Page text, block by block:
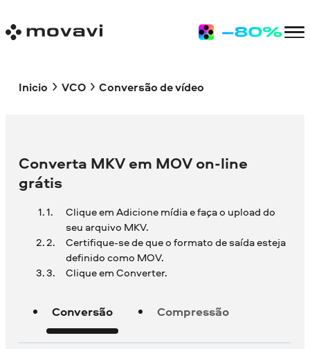
Inicio VCO Conversão de vídeo
Converta MKV em MOV on-line
grátis
Clique em Adicione mídia e faça o upload do
seu arquivo MKV.
Certifique-se de que o formato de saída esteja
definido como MOV.
Clique em Converter.
Conversão Compressão